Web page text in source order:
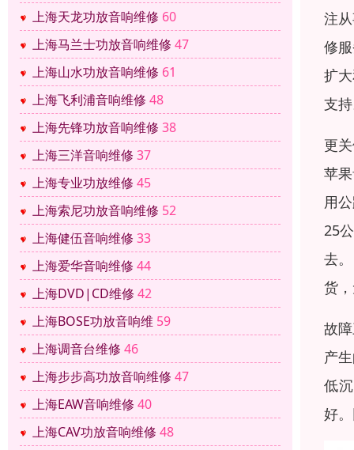
上海天龙功放音响维修 60
上海马兰士功放音响维修 47
上海山水功放音响维修 61
上海飞利浦音响维修 48
上海先锋功放音响维修 38
上海三洋音响维修 37
上海专业功放维修 45
上海索尼功放音响维修 52
上海健伍音响维修 33
上海爱华音响维修 44
上海DVD|CD维修 42
上海BOSE功放音响维 59
上海调音台维修 46
上海步步高功放音响维修 47
上海EAW音响维修 40
上海CAV功放音响维修 48
注
修
扩
支
更
苹
用
25
去
货
故
产
低
好